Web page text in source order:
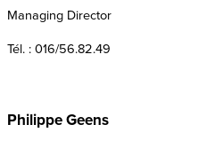
Managing Director
Tél. : 016/56.82.49
Philippe Geens